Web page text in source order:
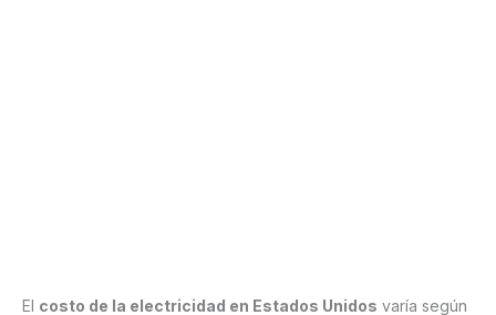
El costo de la electricidad en Estados Unidos varía según